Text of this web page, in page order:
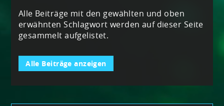
Alle Beiträge mit den gewählten und oben
erwähnten Schlagwort werden auf dieser Seite
gesammelt aufgelistet.
Alle Beiträge anzeigen